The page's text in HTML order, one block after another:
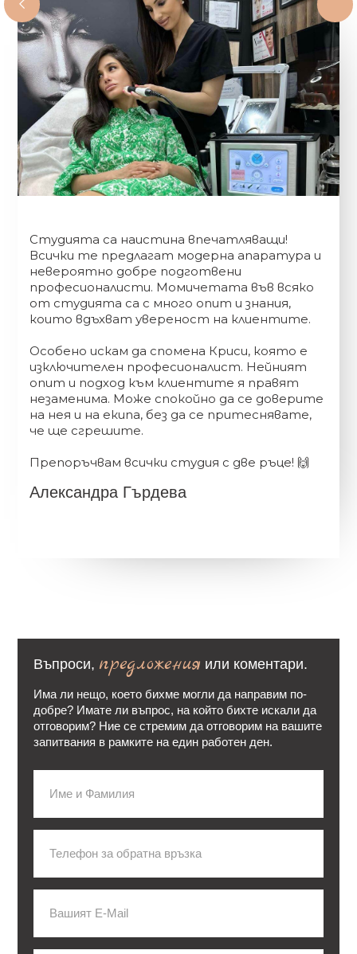
Студията са наистина впечатляващи!
Всички те предлагат модерна апаратура и
невероятно добре подготвени
професионалисти. Момичетата във всяко
от студията са с много опит и знания,
които вдъхват увереност на клиентите.
Особено искам да спомена Криси, която е
изключителен професионалист. Нейният
опит и подход към клиентите я правят
незаменима. Може спокойно да се доверите
на нея и на екипа, без да се притеснявате,
че ще сгрешите.
Препоръчвам всички студия с две ръце! 🙌
Александра Гърдева
Въпроси, предложения или коментари.
Има ли нещо, което бихме могли да направим по-
добре? Имате ли въпрос, на който бихте искали да
отговорим? Ние се стремим да отговорим на вашите
запитвания в рамките на един работен ден.